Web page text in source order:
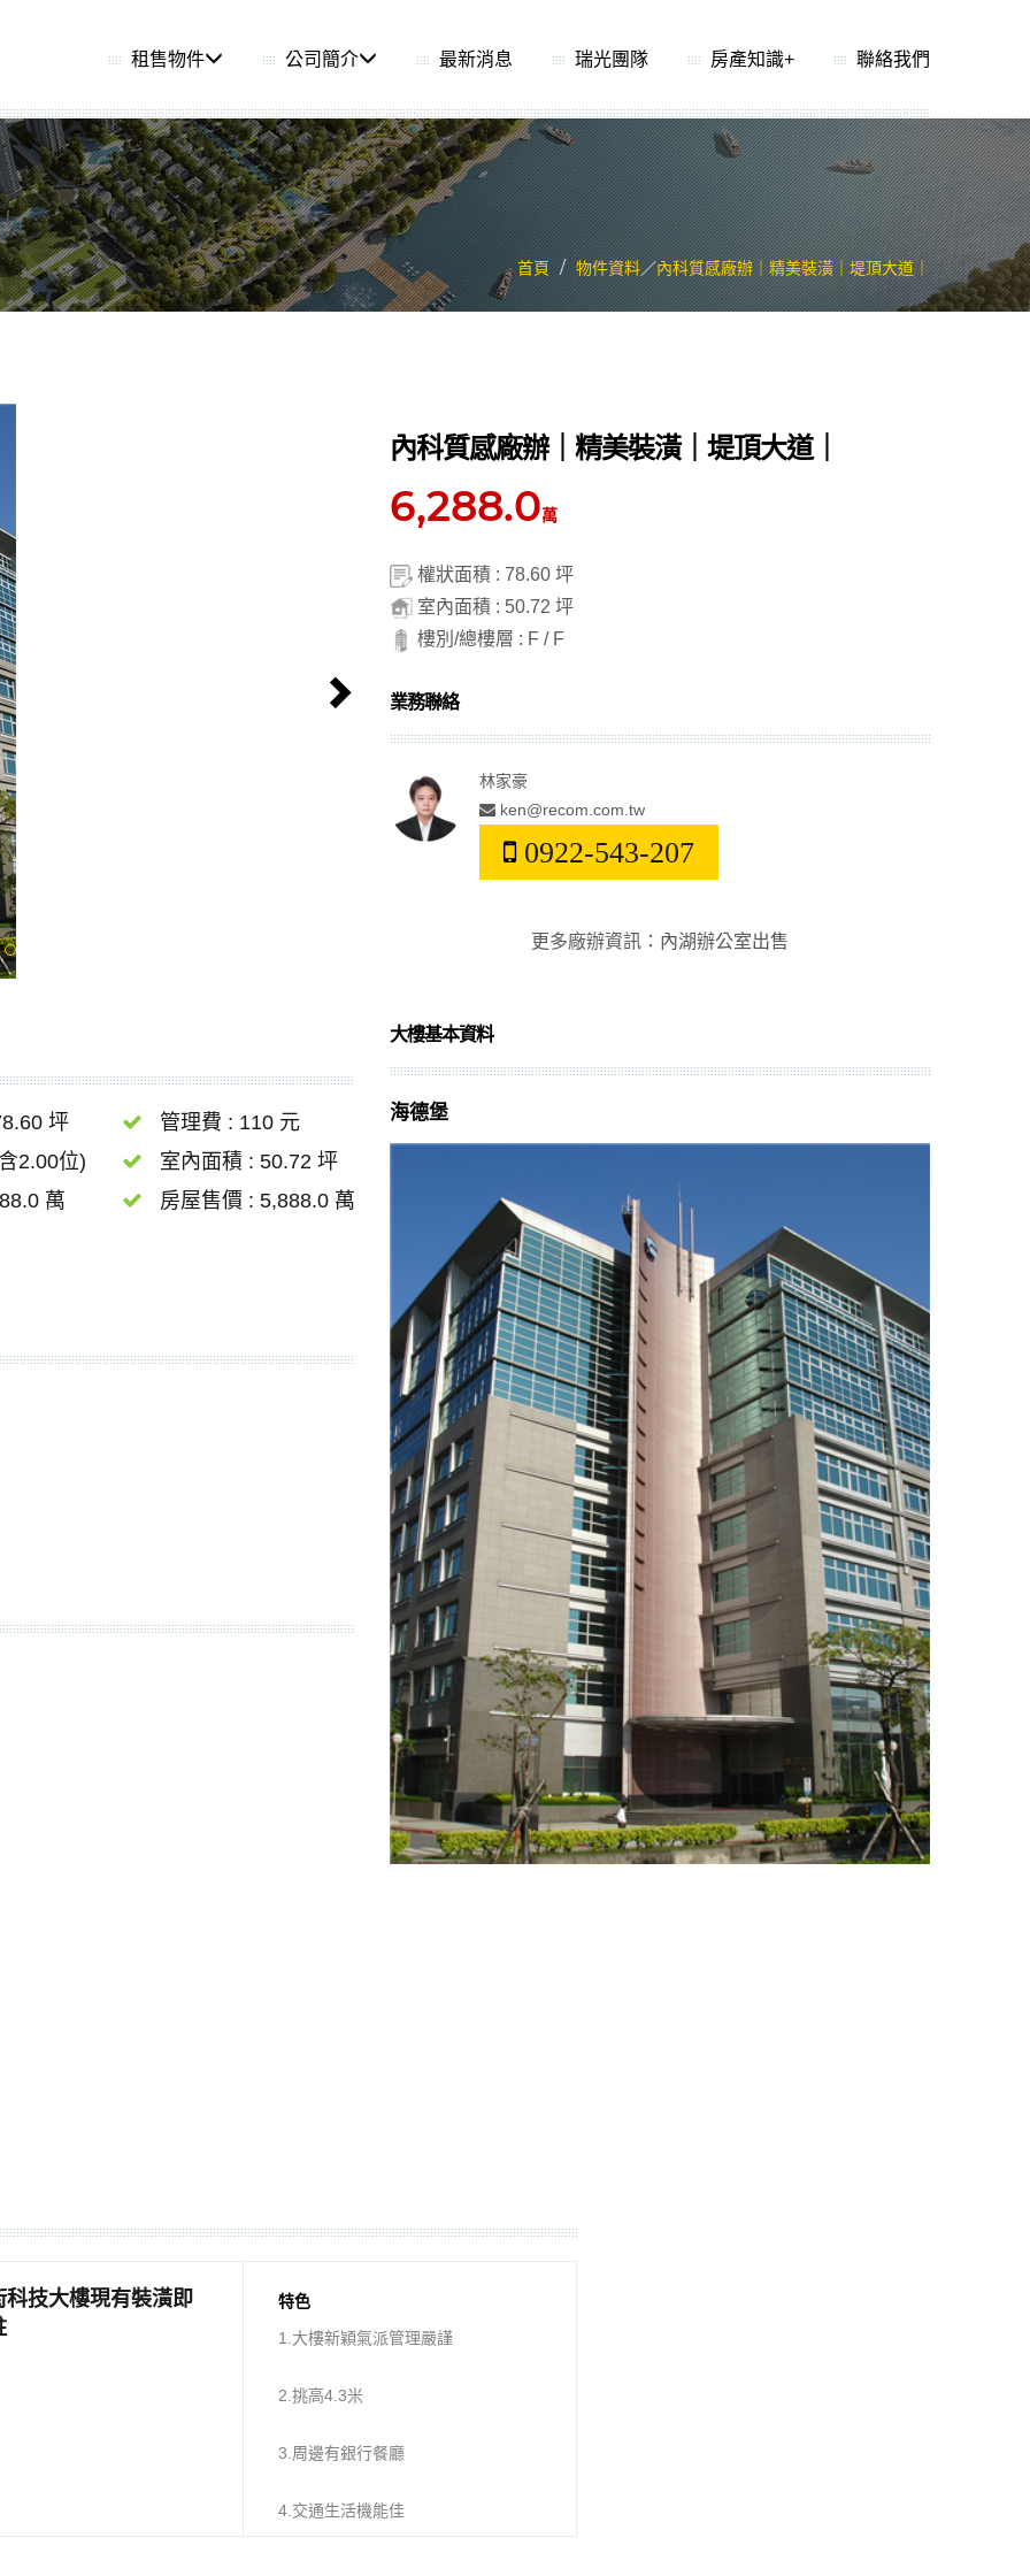
租售物件 公司簡介 最新消息 瑞光團隊 房產知識+ 聯絡我們
首頁 物件資料／內科質感廠辦｜精美裝潢｜堤頂大道｜
Next
坪
管理費 : 110 元
2.00位)
室內面積 : 50.72 坪
萬
房屋售價 : 5,888.0 萬
內科質感廠辦｜精美裝潢｜堤頂大道｜
6,288.0萬
權狀面積 : 78.60 坪
室內面積 : 50.72 坪
樓別/總樓層 : F / F
業務聯絡
林家豪
ken@recom.com.tw
0922-543-207
更多廠辦資訊： 內湖辦公室出售
大樓基本資料
海德堡
科技大樓現有裝潢即
特色
1.大樓新穎氣派管理嚴謹
2.挑高4.3米
3.周邊有銀行餐廳
4.交通生活機能佳